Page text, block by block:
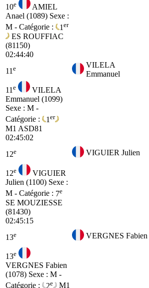
10e
AMIEL
Anael (1089) Sexe :
M - Catégorie :
1 er
ES ROUFFIAC
(81150)
02:44:40
11 e
VILELA
Emmanuel
11 e
VILELA
Emmanuel (1099)
Sexe : M -
Catégorie :
1 er
M1 ASD81
02:45:02
12e VIGUIER Julien
12e
VIGUIER
Julien (1100) Sexe :
M - Catégorie : 7e
SE MOUZIESSE
(81430)
02:45:15
13e VERGNES Fabien
13e
VERGNES Fabien
(1078) Sexe : M -
Catégorie :
2e M1